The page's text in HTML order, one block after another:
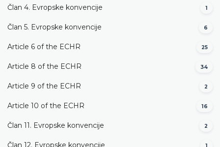
Član 4. Evropske konvencije 1
Član 5. Evropske konvencije 6
Article 6 of the ECHR 25
Article 8 of the ECHR 34
Article 9 of the ECHR 2
Article 10 of the ECHR 16
Član 11. Evropske konvencije 2
Član 12. Evropske konvencije 1